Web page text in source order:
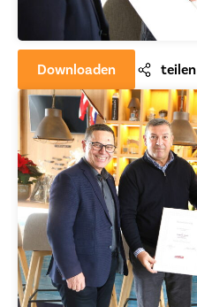
Downloaden teilen